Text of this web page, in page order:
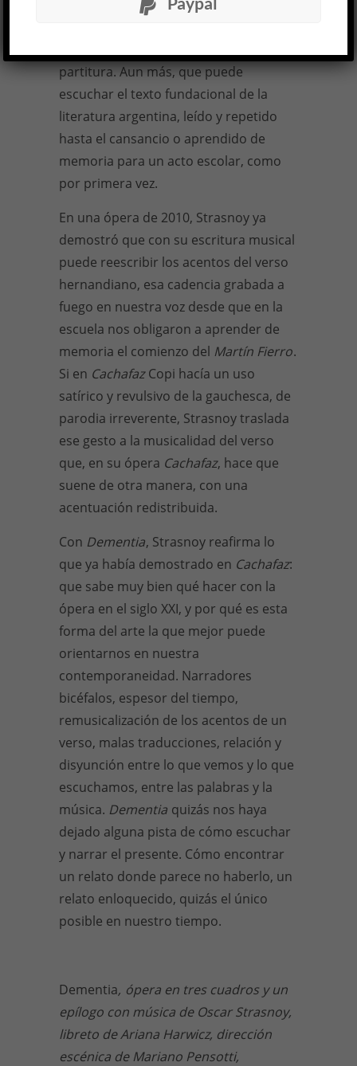
como por primera vez, un compositor
partitura. Aun más, que puede
escuchar el texto fundacional de la
literatura argentina, leído y repetido
hasta el cansancio o aprendido de
memoria para un acto escolar, como
por primera vez.
En una ópera de 2010, Strasnoy ya
demostró que con su escritura musical
puede reescribir los acentos del verso
hernandiano, esa cadencia grabada a
fuego en nuestra voz desde que en la
escuela nos obligaron a aprender de
memoria el comienzo del Martín Fierro.
Si en CachafazCopi hacía un uso
satírico y revulsivo de la gauchesca, de
parodia irreverente, Strasnoy traslada
ese gesto a la musicalidad del verso
que, en su ópera Cachafaz, hace que
suene de otra manera, con una
acentuación redistribuida.
Con Dementia, Strasnoy reafirma lo
que ya había demostrado en Cachafaz:
que sabe muy bien qué hacer con la
ópera en el siglo XXI, y por qué es esta
forma del arte la que mejor puede
orientarnos en nuestra
contemporaneidad. Narradores
bicéfalos, espesor del tiempo,
remusicalización de los acentos de un
verso, malas traducciones, relación y
disyunción entre lo que vemos y lo que
escuchamos, entre las palabras y la
música. Dementia quizás nos haya
dejado alguna pista de cómo escuchar
y narrar el presente. Cómo encontrar
un relato donde parece no haberlo, un
relato enloquecido, quizás el único
posible en nuestro tiempo.
Dementia, ópera en tres cuadros y un
epílogo con música de Oscar Strasnoy,
libreto de Ariana Harwicz, dirección
escénica de Mariano Pensotti,